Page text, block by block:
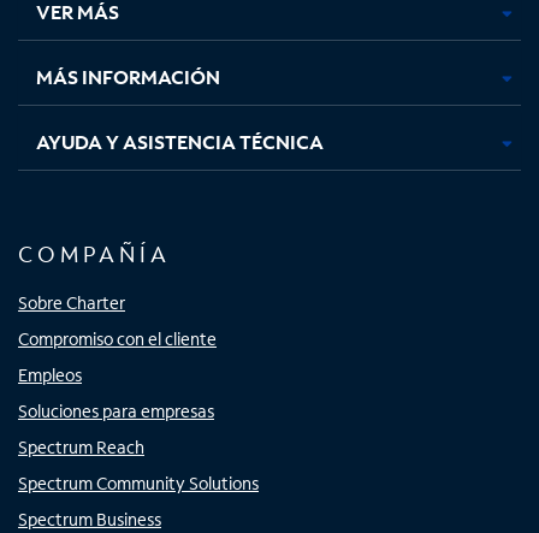
pestaña
nueva
pestaña
nueva
pestaña
nuevanueva
VER MÁS
MÁS INFORMACIÓN
AYUDA Y ASISTENCIA TÉCNICA
COMPAÑÍA
Sobre Charter
Compromiso con el cliente
Empleos
Soluciones para empresas
Spectrum Reach
Spectrum Community Solutions
Spectrum Business